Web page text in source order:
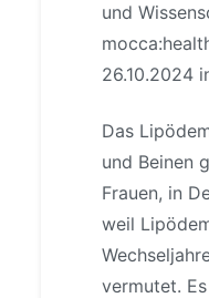
und
26.10.2024
Das
und Beinen
Frauen, in
weil
vermutet.